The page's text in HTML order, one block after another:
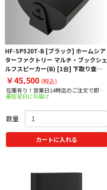
HF-SP520T-B [ブラック] ホームシア
ターファクトリー マルチ・ブックシェ
ルフスピーカー(B) [1台] 下取り査定
額20%アップ実施中！
￥45,500 (税込)
在庫有り！営業日14時迄のご注文で即日
出荷！
最短翌日にお届け
数量
カートに入れる